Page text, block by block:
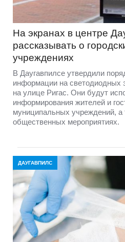
На экранах в центре
рассказывать о
учреждениях
В Даугавпилсе утвердили
информации на светодиодных
на улице Ригас. Они будут
информирования жителей и
муниципальных учреждений, а
общественных мероприятиях.
ДАУГАВПИЛС